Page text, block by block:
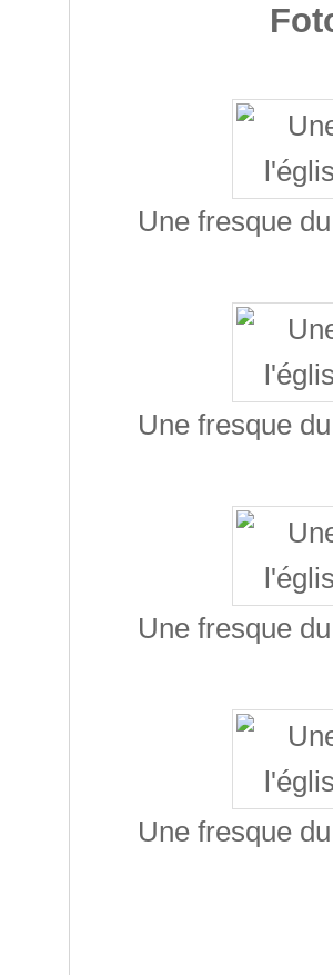
Une fresque
Une fresque
Une fresque
Une fresque